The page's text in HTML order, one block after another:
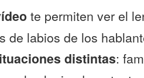
te permiten ver el
de labios de los
distintas: